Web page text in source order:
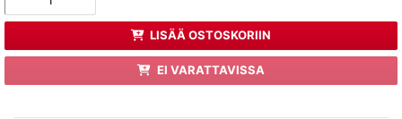
LISÄÄ OSTOSKORIIN
EI VARATTAVISSA